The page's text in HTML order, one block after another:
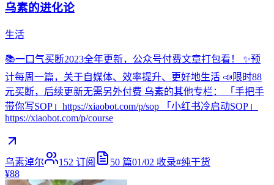
乌素的进化论
生活
📚一口气买断2023全年更新，公众号付费文章打包看！ ✨预
计每周一篇，关于自媒体、效率提升、更好地生活 📣限时88
元买断，后续更新无需另外付费 乌素的其他专栏： 「手把手
带你写SOP」https://xiaobot.com/p/sop 「小红书冷启动SOP」
https://xiaobot.com/p/course
乌素淖尔 152 订阅 50 篇01/02 收录#纯干货
¥88